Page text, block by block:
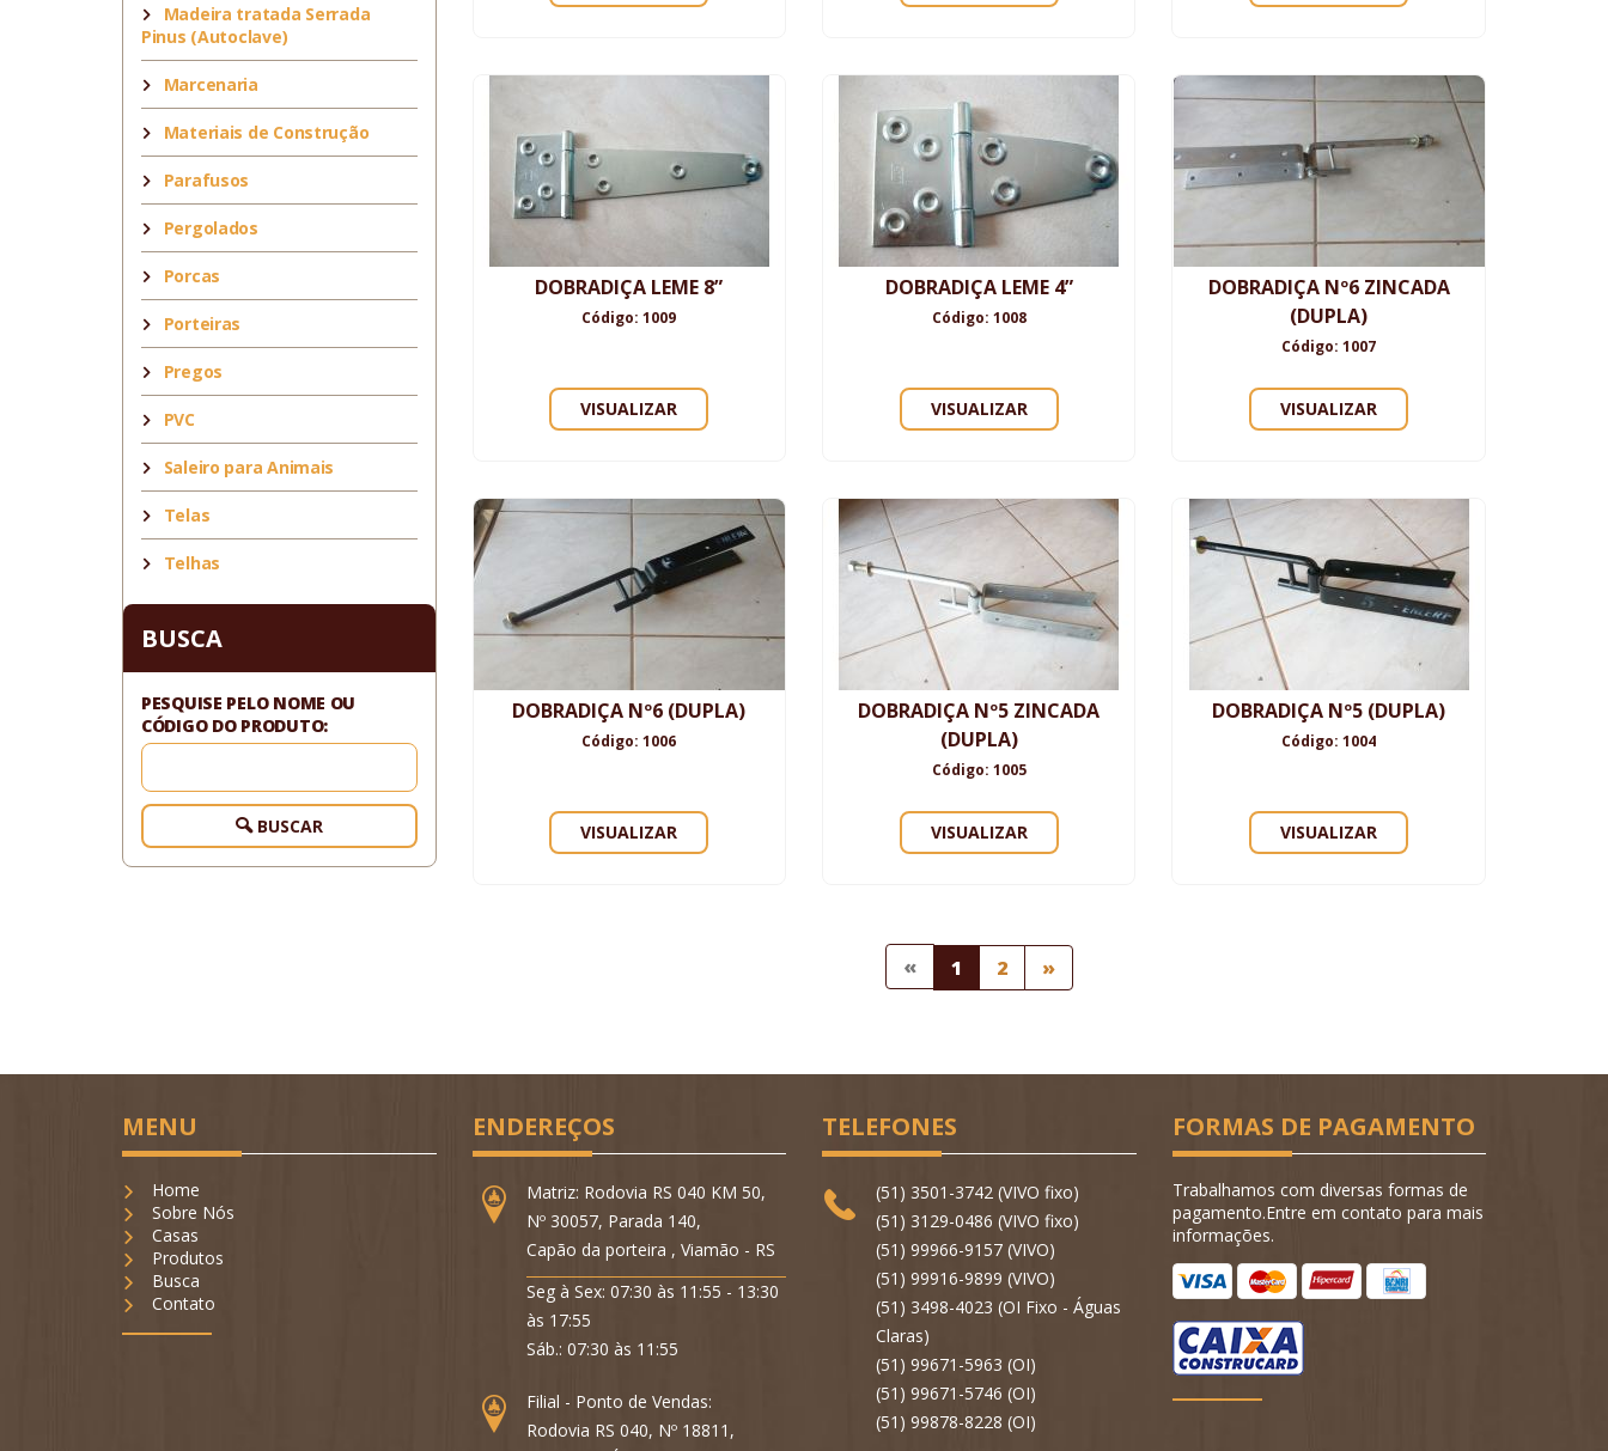
Madeira tratada Serrada
Pinus (Autoclave)
Marcenaria
Materiais de Construção
Parafusos
Pergolados
Porcas
Porteiras
Pregos
PVC
Saleiro para Animais
Telas
Telhas
BUSCA
PESQUISE PELO NOME OU
CÓDIGO DO PRODUTO:
BUSCAR
DOBRADIÇA LEME 8”
Código: 1009
VISUALIZAR
DOBRADIÇA LEME 4”
Código: 1008
VISUALIZAR
DOBRADIÇA Nº6 ZINCADA
(DUPLA)
Código: 1007
VISUALIZAR
DOBRADIÇA Nº6 (DUPLA)
Código: 1006
VISUALIZAR
DOBRADIÇA Nº5 ZINCADA
(DUPLA)
Código: 1005
VISUALIZAR
DOBRADIÇA Nº5 (DUPLA)
Código: 1004
VISUALIZAR
« 1 2 »
MENU
Home
Sobre Nós
Casas
Produtos
Busca
Contato
ENDEREÇOS
Matriz: Rodovia RS 040 KM 50,
Nº 30057, Parada 140,
Capão da porteira , Viamão - RS
Seg à Sex: 07:30 às 11:55 - 13:30
às 17:55
Sáb.: 07:30 às 11:55
Filial - Ponto de Vendas:
Rodovia RS 040, Nº 18811,
TELEFONES
(51) 3501-3742 (VIVO fixo)
(51) 3129-0486 (VIVO fixo)
(51) 99966-9157 (VIVO)
(51) 99916-9899 (VIVO)
(51) 3498-4023 (OI Fixo - Águas
Claras)
(51) 99671-5963 (OI)
(51) 99671-5746 (OI)
(51) 99878-8228 (OI)
FORMAS DE PAGAMENTO
Trabalhamos com diversas formas de
pagamento.Entre em contato para mais
informações.